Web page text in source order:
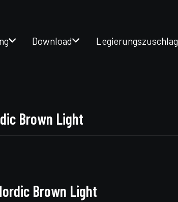
Download Legierungszuschlag
Brown Light
Brown Light